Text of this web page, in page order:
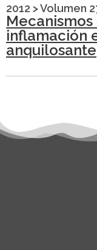
2012 >Volumen
inflamación
anquilosante